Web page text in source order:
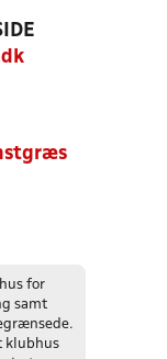
for
samt
klubhus